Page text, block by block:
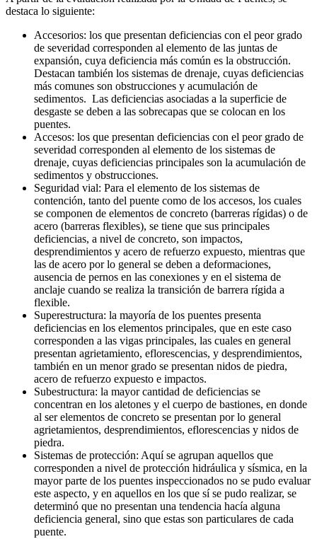
destaca lo siguiente:
Accesorios: los que presentan deficiencias con el peor grado
de severidad corresponden al elemento de las juntas de
expansión, cuya deficiencia más común es la obstrucción.
Destacan también los sistemas de drenaje, cuyas deficiencias
más comunes son obstrucciones y acumulación de
sedimentos. Las deficiencias asociadas a la superficie de
desgaste se deben a las sobrecapas que se colocan en los
puentes.
Accesos: los que presentan deficiencias con el peor grado de
severidad corresponden al elemento de los sistemas de
drenaje, cuyas deficiencias principales son la acumulación de
sedimentos y obstrucciones.
Seguridad vial: Para el elemento de los sistemas de
contención, tanto del puente como de los accesos, los cuales
se componen de elementos de concreto (barreras rígidas) o de
acero (barreras flexibles), se tiene que sus principales
deficiencias, a nivel de concreto, son impactos,
desprendimientos y acero de refuerzo expuesto, mientras que
las de acero por lo general se deben a deformaciones,
ausencia de pernos en las conexiones y en el sistema de
anclaje cuando se realiza la transición de barrera rígida a
flexible.
Superestructura: la mayoría de los puentes presenta
deficiencias en los elementos principales, que en este caso
corresponden a las vigas principales, las cuales en general
presentan agrietamiento, eflorescencias, y desprendimientos,
también en un menor grado se presentan nidos de piedra,
acero de refuerzo expuesto e impactos.
Subestructura: la mayor cantidad de deficiencias se
concentran en los aletones y el cuerpo de bastiones, en donde
al ser elementos de concreto se presentan por lo general
agrietamientos, desprendimientos, eflorescencias y nidos de
piedra.
Sistemas de protección: Aquí se agrupan aquellos que
corresponden a nivel de protección hidráulica y sísmica, en la
mayor parte de los puentes inspeccionados no se pudo evaluar
este aspecto, y en aquellos en los que sí se pudo realizar, se
determinó que no presentan una tendencia hacía alguna
deficiencia general, sino que estas son particulares de cada
puente.